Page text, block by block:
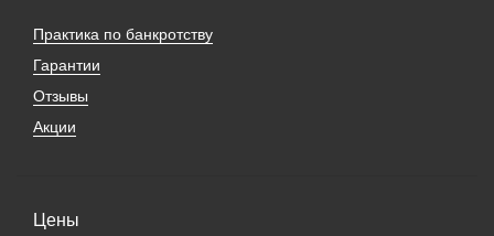
Практика по банкротству
Гарантии
Отзывы
Акции
Цены